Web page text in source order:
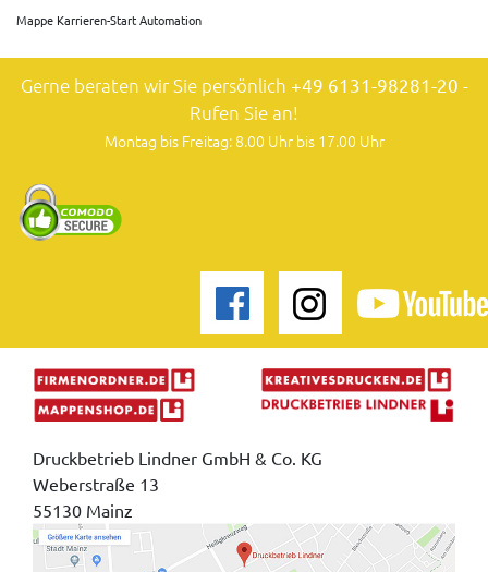
Mappe Karrieren-Start Automation
Gerne beraten wir Sie persönlich +49 6131-98281-20 -
Rufen Sie an!
Montag bis Freitag: 8.00 Uhr bis 17.00 Uhr
Druckbetrieb Lindner GmbH & Co. KG
Weberstraße 13
55130 Mainz